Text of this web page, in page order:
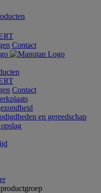
Contact
Contact
en gereedschap